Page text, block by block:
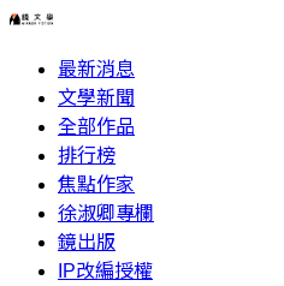
最新消息
文學新聞
全部作品
排行榜
焦點作家
徐淑卿專欄
鏡出版
IP改編授權